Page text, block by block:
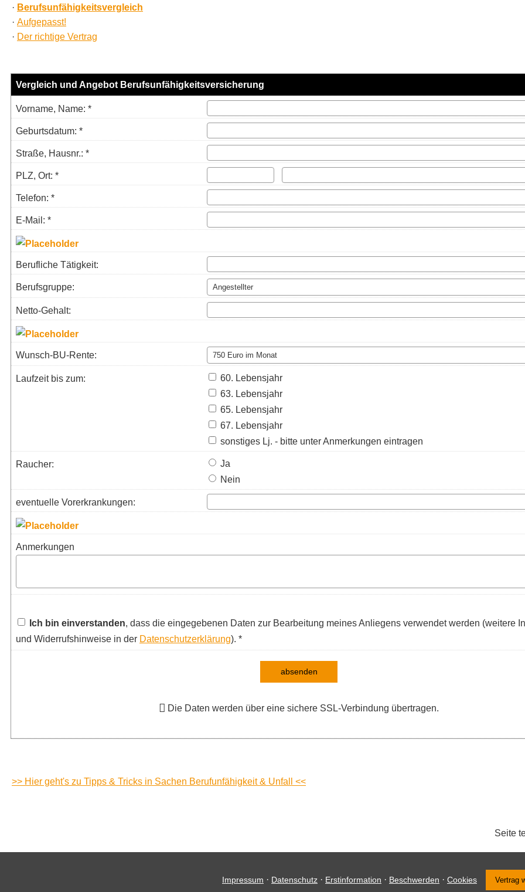
· Berufs­unfähig­keitsvergleich
· Aufgepasst!
· Der richtige Vertrag
Vergleich und Angebot Berufs­unfähig­keitsversicherung
Vorname, Name: *
Geburts­datum: *
Straße, Hausnr.: *
PLZ, Ort: *
Telefon: *
E-Mail: *
Berufliche Tätigkeit:
Berufsgruppe:
Netto-Gehalt:
Wunsch-BU-Rente:
Laufzeit bis zum:
60. Lebensjahr
63. Lebensjahr
65. Lebensjahr
67. Lebensjahr
sonstiges Lj. - bitte unter Anmerkungen eintragen
Raucher:
Ja
Nein
eventuelle Vorerkrankungen:
Anmerkungen
Ich bin einverstanden, dass die eingegebenen Daten zur Bearbeitung meines Anliegens verwendet werden (weitere
und Widerrufshinweise in der Datenschutzerklärung). *
absenden
Die Daten werden über eine sichere SSL-Verbindung übertragen.
>> Hier geht's zu Tipps & Tricks in Sachen Berufunfähigkeit & Unfall <<
Seite
Impressum · Datenschutz · Erstinformation · Beschwerden · Cookies Vertrag